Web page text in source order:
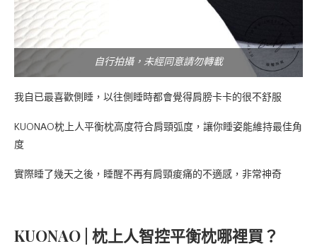
自行拍攝，未經同意請勿轉載
我自已最喜歡側睡，以往側睡時都會覺得肩膀卡卡的很不舒服
KUONAO枕上人平衡枕高度符合肩頸弧度，讓你睡姿能維持最佳角
度
實際睡了幾天之後，睡醒不再有肩頸痠痛的不適感，非常神奇
KUONAO | 枕上人智控平衡枕哪裡買？